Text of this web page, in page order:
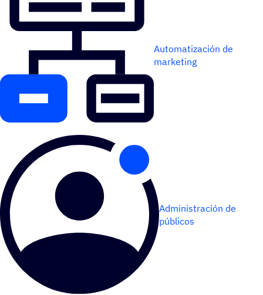
Automatización de
marketing
Administración de
públicos